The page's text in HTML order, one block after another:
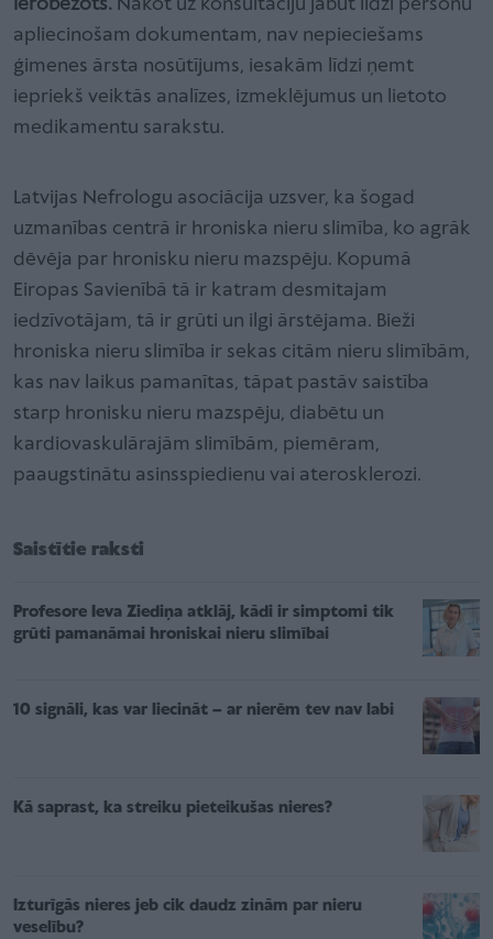
ierobežots. Nākot uz konsultāciju jābūt līdzi personu
apliecinošam dokumentam, nav nepieciešams
ģimenes ārsta nosūtījums, iesakām līdzi ņemt
iepriekš veiktās analīzes, izmeklējumus un lietoto
medikamentu sarakstu.
Latvijas Nefrologu asociācija uzsver, ka šogad
uzmanības centrā ir hroniska nieru slimība, ko agrāk
dēvēja par hronisku nieru mazspēju. Kopumā
Eiropas Savienībā tā ir katram desmitajam
iedzīvotājam, tā ir grūti un ilgi ārstējama. Bieži
hroniska nieru slimība ir sekas citām nieru slimībām,
kas nav laikus pamanītas, tāpat pastāv saistība
starp hronisku nieru mazspēju, diabētu un
kardiovaskulārajām slimībām, piemēram,
paaugstinātu asinsspiedienu vai aterosklerozi.
Saistītie raksti
Profesore Ieva Ziediņa atklāj, kādi ir simptomi tik
grūti pamanāmai hroniskai nieru slimībai
10 signāli, kas var liecināt – ar nierēm tev nav labi
Kā saprast, ka streiku pieteikušas nieres?
Izturīgās nieres jeb cik daudz zinām par nieru
veselību?